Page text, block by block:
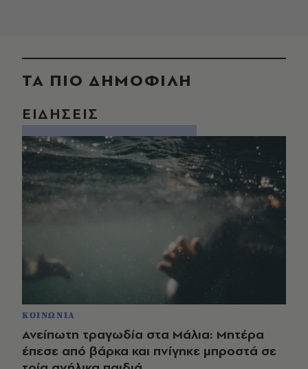
ΤΑ ΠΙΟ ΔΗΜΟΦΙΛΗ
ΕΙΔΗΣΕΙΣ
ΚΟΙΝΩΝΙΑ
Ανείπωτη τραγωδία στα Μάλια: Μητέρα
έπεσε από βάρκα και πνίγηκε μπροστά σε